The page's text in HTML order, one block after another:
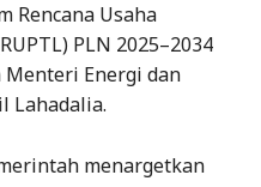
Rencana Usaha
PLN 2025–2034
Energi dan
Lahadalia.
menargetkan